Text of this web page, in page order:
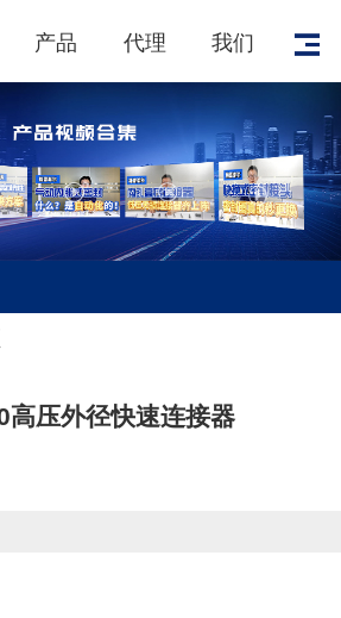
产品 代理 我们
高压外径快速连接器